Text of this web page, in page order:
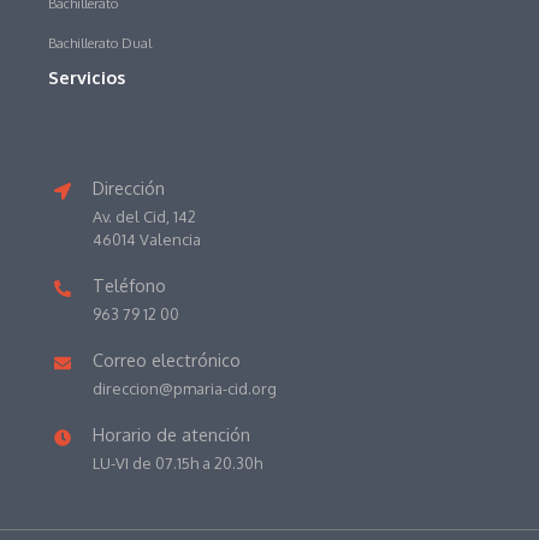
Bachillerato Dual
Servicios
Dirección
Av. del Cid, 142
46014 Valencia
Teléfono
963 79 12 00
Correo electrónico
direccion@pmaria-cid.org
Horario de atención
LU-VI de 07.15h a 20.30h